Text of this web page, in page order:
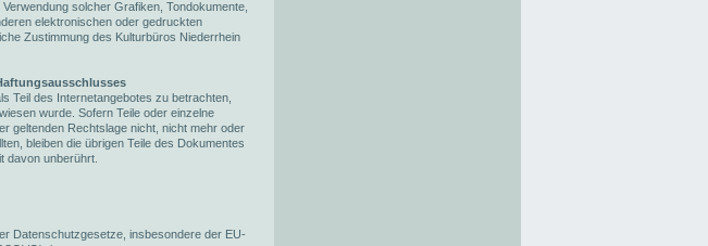
solcher Grafiken, Tondokumente,
elektronischen oder gedruckten
Zustimmung des Kulturbüros Niederrhein
Teil des Internetangebotes zu betrachten,
wurde. Sofern Teile oder einzelne
geltenden Rechtslage nicht, nicht mehr oder
bleiben die übrigen Teile des Dokumentes
davon unberührt.
Datenschutzgesetze, insbesondere der EU-